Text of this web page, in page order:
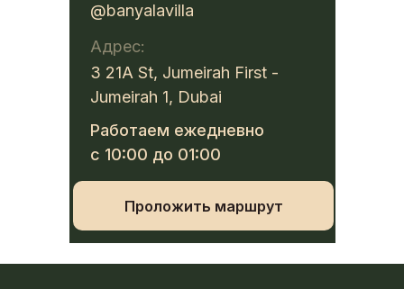
Работаем ежедневно
с 10:00 до 01:00
Адрес:
3 21A St, Jumeirah First -
Jumeirah 1, Dubai
@banyalavilla
Проложить маршрут